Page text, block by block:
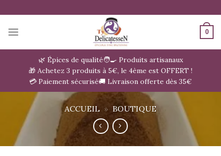
au
contenu
0
🌿 Épices de qualité🧑‍🍳 Produits artisanaux
🎁 Achetez 3 produits à 5€, le 4ème est OFFERT !
💳 Paiement sécurisé🚚 Livraison offerte dès 35€
ACCUEIL » BOUTIQUE